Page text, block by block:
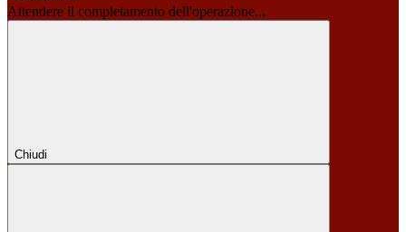
Attendere il completamento dell'operazione...
Chiudi